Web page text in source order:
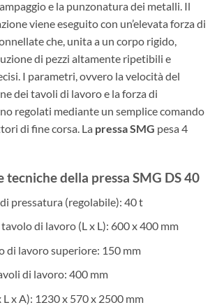
e la punzonatura dei metalli. Il
viene eseguito con un’elevata forza di
che, unita a un corpo rigido,
di pezzi altamente ripetibili e
I parametri, ovvero la velocità del
dei tavoli di lavoro e la forza di
regolati mediante un semplice comando
di fine corsa. La pressa SMG pesa 4
della pressa SMG DS 40
pressatura (regolabile): 40 t
di lavoro (L x L): 600 x 400 mm
di lavoro superiore: 150 mm
di lavoro: 400 mm
x A): 1230 x 570 x 2500 mm